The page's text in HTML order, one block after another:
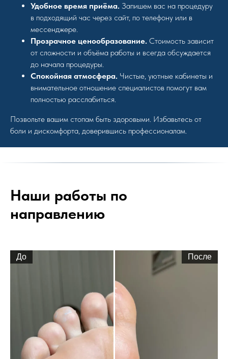
Удобное время приёма. Запишем вас на процедуру
в подходящий час через сайт, по телефону или в
мессенджере.
Прозрачное ценообразование. Стоимость зависит
от сложности и объёма работы и всегда обсуждается
до начала процедуры.
Спокойная атмосфера. Чистые, уютные кабинеты и
внимательное отношение специалистов помогут вам
полностью расслабиться.
Позвольте вашим стопам быть здоровыми. Избавьтесь от
боли и дискомфорта, доверившись профессионалам.
Наши работы по
направлению
До После